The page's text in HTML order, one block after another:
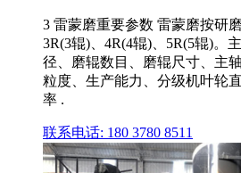
3 雷蒙磨重要参数 雷蒙磨按研
3R(3辊)、4R(4辊)、5R(5辊)。
径、磨辊数目、磨辊尺寸、主
粒度、生产能力、分级机叶轮
率 .
联系电话: 180 3780 8511